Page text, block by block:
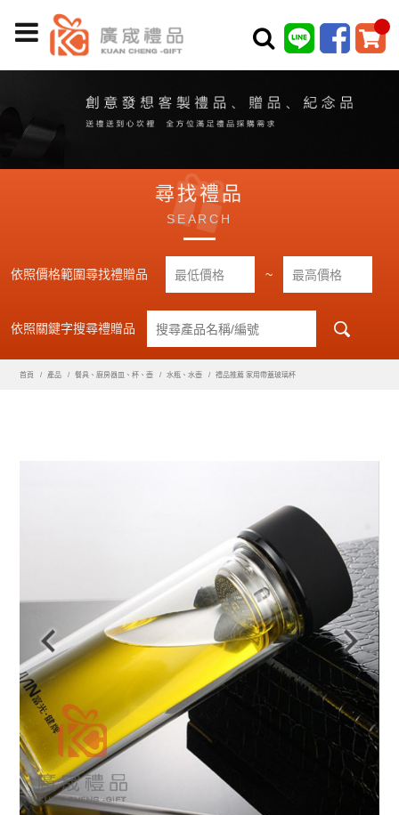
尋找禮品
SEARCH
依照價格範圍尋找禮贈品 ~
依照關鍵字搜尋禮贈品
首頁 產品 餐具、廚房器皿、杯、壺 水瓶、水壺 禮品推薦 家用帶蓋玻璃杯